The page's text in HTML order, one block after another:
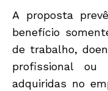
A proposta
benefício
de trabalho,
profissional ou
adquiridas no